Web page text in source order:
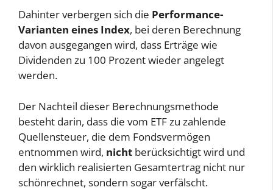
Dahinter verbergen sich die Performance-
Varianten eines Index, bei deren Berechnung
davon ausgegangen wird, dass Erträge wie
Dividenden zu 100 Prozent wieder angelegt
werden.
Der Nachteil dieser Berechnungsmethode
besteht darin, dass die vom ETF zu zahlende
Quellensteuer, die dem Fondsvermögen
entnommen wird, nicht berücksichtigt wird und
den wirklich realisierten Gesamtertrag nicht nur
schönrechnet, sondern sogar verfälscht.